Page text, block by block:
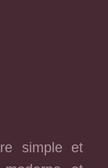
simple et